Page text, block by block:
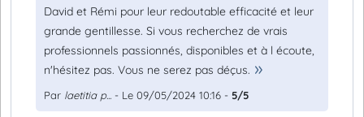
David et Rémi pour leur redoutable efficacité et leur
grande gentillesse. Si vous recherchez de vrais
professionnels passionnés, disponibles et à l écoute,
n'hésitez pas. Vous ne serez pas déçus.
Par laetitia p... - Le 09/05/2024 10:16 - 5/5